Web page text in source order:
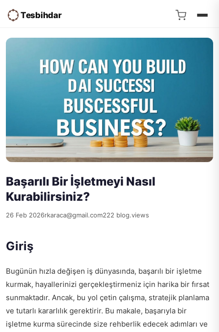
Tesbihdar
Başarılı Bir İşletmeyi Nasıl
Kurabilirsiniz?
26 Feb 2026rkaraca@gmail.com222 blog.views
Giriş
Bugünün hızla değişen iş dünyasında, başarılı bir işletme
kurmak, hayallerinizi gerçekleştirmeniz için harika bir fırsat
sunmaktadır. Ancak, bu yol çetin çalışma, stratejik planlama
ve tutarlı kararlılık gerektirir. Bu makale, başarıyla bir
işletme kurma sürecinde size rehberlik edecek adımları ve